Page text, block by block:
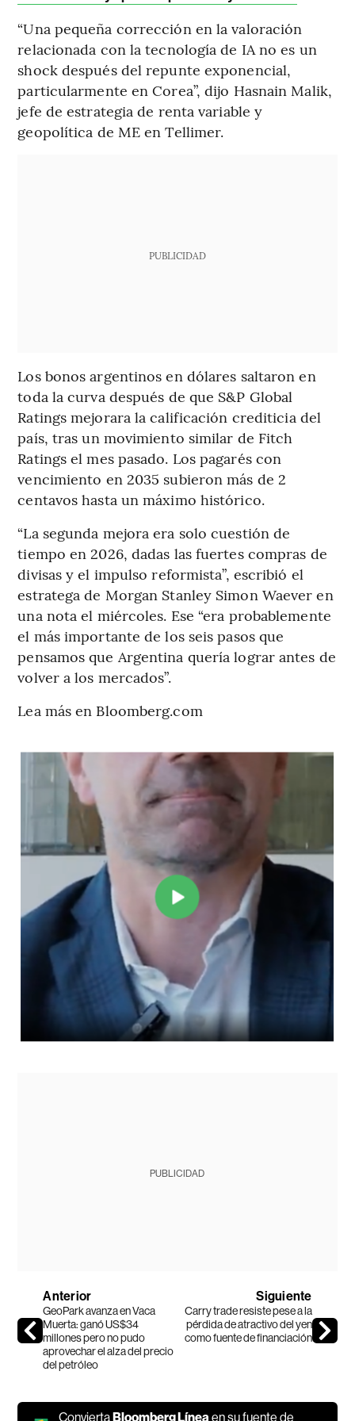
“Una pequeña corrección en la valoración
relacionada con la tecnología de IA no es un
shock después del repunte exponencial,
particularmente en Corea”, dijo Hasnain Malik,
jefe de estrategia de renta variable y
geopolítica de ME en Tellimer.
PUBLICIDAD
Los bonos argentinos en dólares saltaron en
toda la curva después de que S&P Global
Ratings mejorara la calificación crediticia del
país, tras un movimiento similar de Fitch
Ratings el mes pasado. Los pagarés con
vencimiento en 2035 subieron más de 2
centavos hasta un máximo histórico.
“La segunda mejora era solo cuestión de
tiempo en 2026, dadas las fuertes compras de
divisas y el impulso reformista”, escribió el
estratega de Morgan Stanley Simon Waever en
una nota el miércoles. Ese “era probablemente
el más importante de los seis pasos que
pensamos que Argentina quería lograr antes de
volver a los mercados”.
Lea más en Bloomberg.com
PUBLICIDAD
Anterior
GeoPark avanza en Vaca
Muerta: ganó US$34
millones pero no pudo
aprovechar el alza del precio
del petróleo
Siguiente
Carry trade resiste pese a la
pérdida de atractivo del yen
como fuente de financiación
ConviertaBloomberg Líneaen su fuente de